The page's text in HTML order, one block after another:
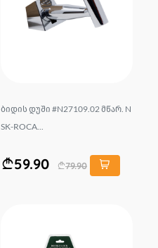
ბიდის დუში #N27109.02 მწარ. N
SK-ROCA...
59.90 79.90